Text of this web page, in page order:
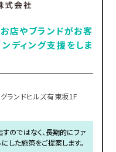
店やブランドがお客
ディング支援をしま
ランドヒルズ有東坂1F
のではなく、長期的にファ
した施策をご提案します。